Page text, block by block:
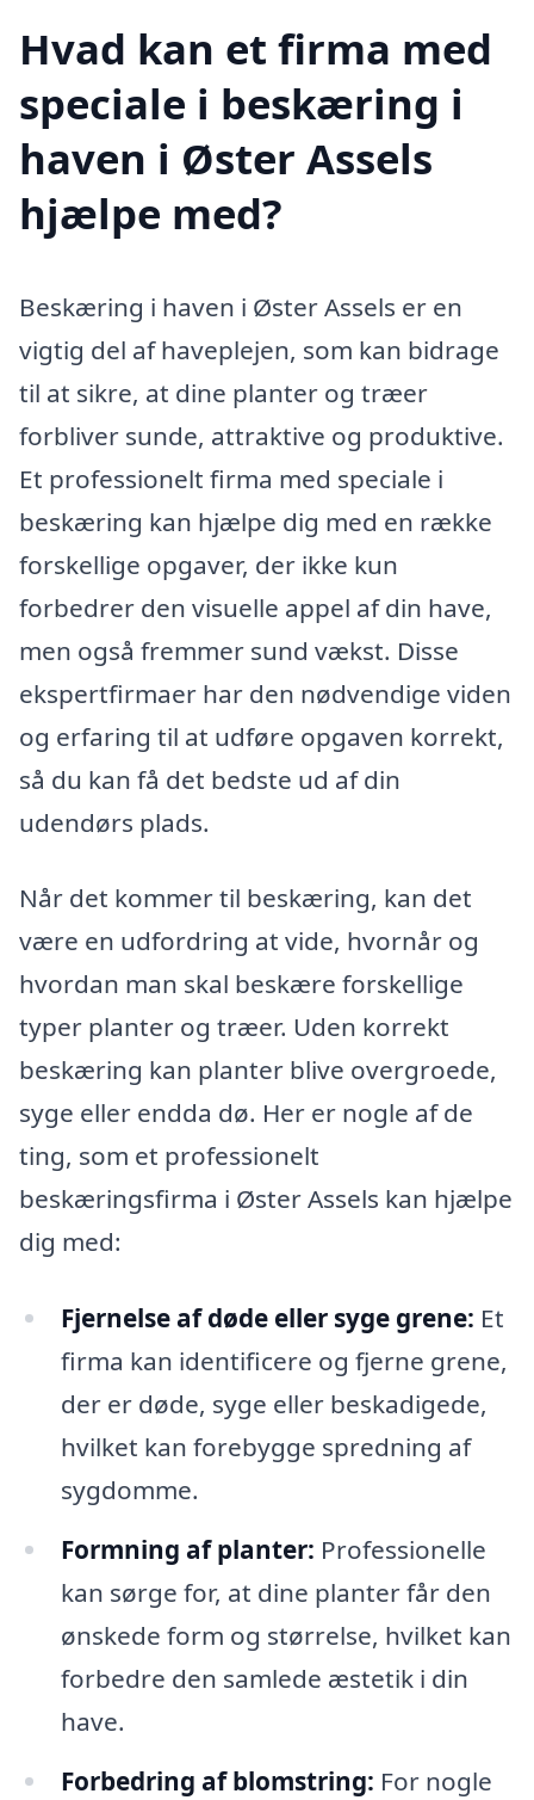
Hvad kan et firma med
speciale i beskæring i
haven i Øster Assels
hjælpe med?
Beskæring i haven i Øster Assels er en
vigtig del af haveplejen, som kan bidrage
til at sikre, at dine planter og træer
forbliver sunde, attraktive og produktive.
Et professionelt firma med speciale i
beskæring kan hjælpe dig med en række
forskellige opgaver, der ikke kun
forbedrer den visuelle appel af din have,
men også fremmer sund vækst. Disse
ekspertfirmaer har den nødvendige viden
og erfaring til at udføre opgaven korrekt,
så du kan få det bedste ud af din
udendørs plads.
Når det kommer til beskæring, kan det
være en udfordring at vide, hvornår og
hvordan man skal beskære forskellige
typer planter og træer. Uden korrekt
beskæring kan planter blive overgroede,
syge eller endda dø. Her er nogle af de
ting, som et professionelt
beskæringsfirma i Øster Assels kan hjælpe
dig med:
Fjernelse af døde eller syge grene: Et
firma kan identificere og fjerne grene,
der er døde, syge eller beskadigede,
hvilket kan forebygge spredning af
sygdomme.
Formning af planter: Professionelle
kan sørge for, at dine planter får den
ønskede form og størrelse, hvilket kan
forbedre den samlede æstetik i din
have.
Forbedring af blomstring: For nogle